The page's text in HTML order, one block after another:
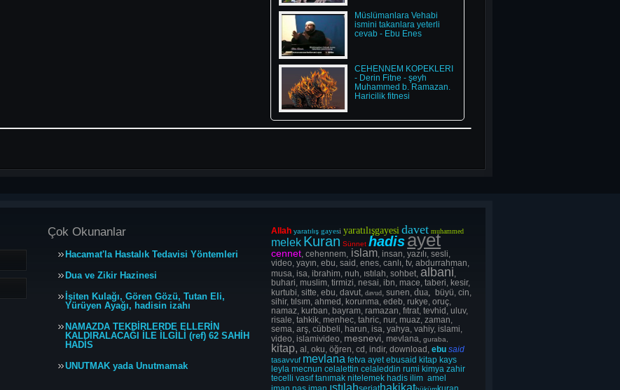
Müslümanlara Vehabi
ismini takanlara yeterli
cevab - Ebu Enes
CEHENNEM KÖPEKLERİ
- Derin Fitne - şeyh
Muhammed b. Ramazan.
Haricilik fitnesi
Çok Okunanlar
Hacamat'la Hastalık Tedavisi Yöntemleri
Dua ve Zikir Hazinesi
İşiten Kulağı, Gören Gözü, Tutan Eli,
Yürüyen Ayağı, hadisin izahı
NAMAZDA TEKBİRLERDE ELLERİN
KALDIRALACAĞI İLE İLGİLİ (ref) 62 SAHİH
HADİS
UNUTMAK yada Unutmamak
Allah yaratılış gayesi yaratılışgayesi davet muhammed
melek Kuran Sünnet hadisayet
cennet, cehennem, islam, insan, yazılı, sesli,
video, yayın, ebu, said, enes, canlı, tv, abdurrahman,
musa, isa, ibrahim, nuh, ıstılah, sohbet,albani,
buhari, muslim, tirmizi, nesai, ibn, mace, taberi, kesir,
kurtubi, sitte, ebu, davut, davud, sunen,dua, büyü, cin,
sihir, tılsım, ahmed, korunma, edeb, rukye, oruç,
namaz, kurban, bayram, ramazan, fıtrat, tevhid, uluv,
risale, tahkik, menhec, tahric, nur, muaz, zaman,
sema, arş, cübbeli, harun, isa, yahya, vahiy, islami,
video, islamivideo, mesnevi, mevlana,guraba,
kitap, al, oku, öğren, cd, indir, download, ebu said
tasavvuf mevlana fetva ayet ebusaid kitap kays
leyla mecnun celalettin celaleddin rumi kimya zahir
tecellivasıf tanımak nitelemek hadis ilim amel
ıstılah hakikat